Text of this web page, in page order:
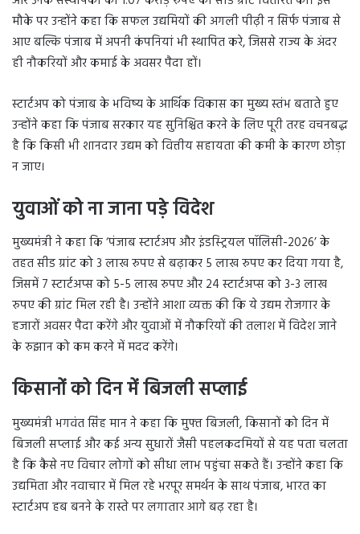
मौके पर उन्होंने कहा कि सफल उद्यमियों की अगली पीढ़ी न सिर्फ पंजाब से
आए बल्कि पंजाब में अपनी कंपनियां भी स्थापित करे, जिससे राज्य के अंदर
ही नौकरियों और कमाई के अवसर पैदा हों।
स्टार्टअप को पंजाब के भविष्य के आर्थिक विकास का मुख्य स्तंभ बताते हुए
उन्होंने कहा कि पंजाब सरकार यह सुनिश्चित करने के लिए पूरी तरह वचनबद्ध
है कि किसी भी शानदार उद्यम को वित्तीय सहायता की कमी के कारण छोड़ा
न जाए।
युवाओं को ना जाना पड़े विदेश
मुख्यमंत्री ने कहा कि ‘पंजाब स्टार्टअप और इंडस्ट्रियल पॉलिसी-2026’ के
तहत सीड ग्रांट को 3 लाख रुपए से बढ़ाकर 5 लाख रुपए कर दिया गया है,
जिसमें 7 स्टार्टअप्स को 5-5 लाख रुपए और 24 स्टार्टअप्स को 3-3 लाख
रुपए की ग्रांट मिल रही है। उन्होंने आशा व्यक्त की कि ये उद्यम रोजगार के
हजारों अवसर पैदा करेंगे और युवाओं में नौकरियों की तलाश में विदेश जाने
के रुझान को कम करने में मदद करेंगे।
किसानों को दिन में बिजली सप्लाई
मुख्यमंत्री भगवंत सिंह मान ने कहा कि मुफ्त बिजली, किसानों को दिन में
बिजली सप्लाई और कई अन्य सुधारों जैसी पहलकदमियों से यह पता चलता
है कि कैसे नए विचार लोगों को सीधा लाभ पहुंचा सकते हैं। उन्होंने कहा कि
उद्यमिता और नवाचार में मिल रहे भरपूर समर्थन के साथ पंजाब, भारत का
स्टार्टअप हब बनने के रास्ते पर लगातार आगे बढ़ रहा है।